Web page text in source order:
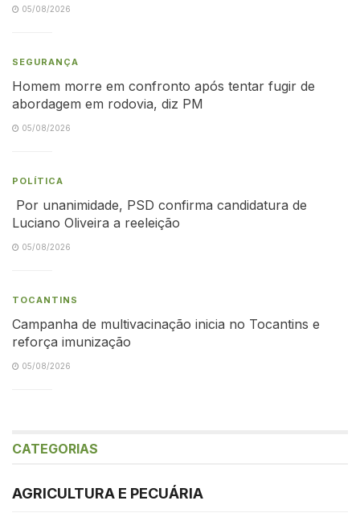
05/08/2026
SEGURANÇA
Homem morre em confronto após tentar fugir de
abordagem em rodovia, diz PM
05/08/2026
POLÍTICA
Por unanimidade, PSD confirma candidatura de
Luciano Oliveira a reeleição
05/08/2026
TOCANTINS
Campanha de multivacinação inicia no Tocantins e
reforça imunização
05/08/2026
CATEGORIAS
AGRICULTURA E PECUÁRIA